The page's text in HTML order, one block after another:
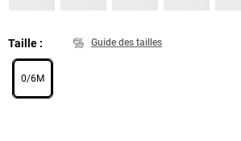
Taille Guide des tailles
0/6M